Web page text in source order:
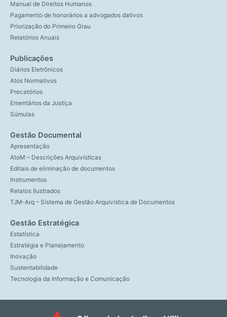
Manual de Direitos Humanos
Pagamento de honorários a advogados dativos
Priorização do Primeiro Grau
Relatórios Anuais
Publicações
Diários Eletrônicos
Atos Normativos
Precatórios
Ementários da Justiça
Súmulas
Gestão Documental
Apresentação
AtoM – Descrições Arquivísticas
Editais de eliminação de documentos
Instrumentos
Relatos Ilustrados
TJM-Arq – Sistema de Gestão Arquivística de Documentos
Gestão Estratégica
Estatística
Estratégia e Planejamento
Inovação
Sustentabilidade
Tecnologia da Informação e Comunicação